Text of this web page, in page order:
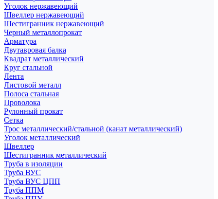
Уголок нержавеющий
Швеллер нержавеющий
Шестигранник нержавеющий
Черный металлопрокат
Арматура
Двутавровая балка
Квадрат металлический
Круг стальной
Лента
Листовой металл
Полоса стальная
Проволока
Рулонный прокат
Сетка
Трос металлический/стальной (канат металлический)
Уголок металлический
Швеллер
Шестигранник металлический
Труба в изоляции
Труба ВУС
Труба ВУС ЦПП
Труба ППМ